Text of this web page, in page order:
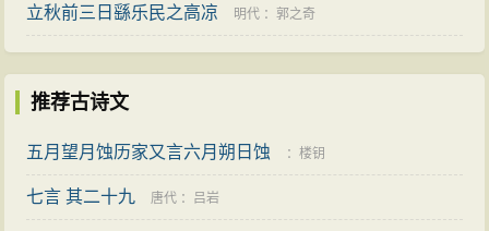
立秋前三日繇乐民之高凉 明代 ：郭之奇
推荐古诗文
五月望月蚀历家又言六月朔日蚀 ：楼钥
七言 其二十九 唐代 ： 吕岩